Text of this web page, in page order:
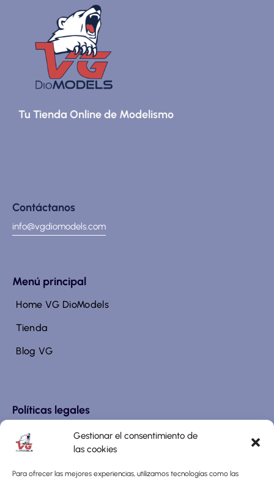
Gestionar el consentimiento de
las cookies
Para ofrecer las mejores experiencias, utilizamos tecnologías como las
Tu Tienda Online de Modelismo
Contáctanos
info@vgdiomodels.com
Menú principal
Home VG DioModels
Tienda
Blog VG
Políticas legales
Aviso Legal y Política de Privacidad
Política de cookies (UE)